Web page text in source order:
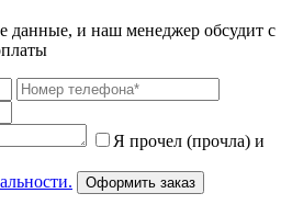
данные, и наш менеджер обсудит с
Я прочел (прочла) и
Оформить заказ